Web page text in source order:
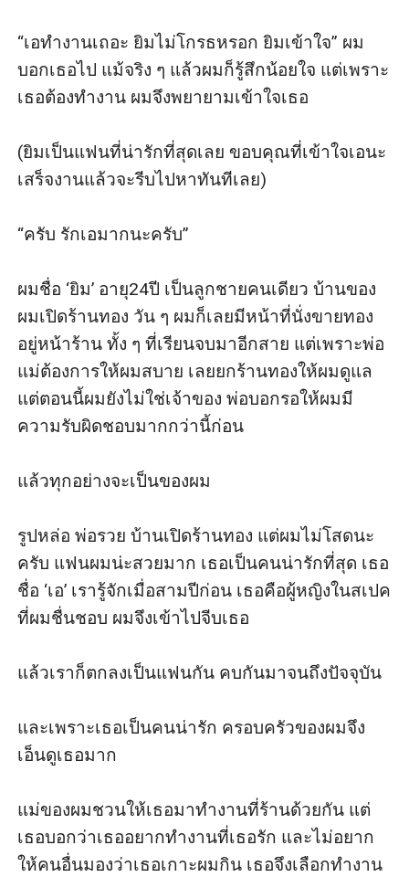
“เอทำงานเถอะ ยิมไม่โกรธหรอก ยิมเข้าใจ” ผม
บอกเธอไป แม้จริง ๆ แล้วผมก็รู้สึกน้อยใจ แต่เพราะ
เธอต้องทำงาน ผมจึงพยายามเข้าใจเธอ
(ยิมเป็นแฟนที่น่ารักที่สุดเลย ขอบคุณที่เข้าใจเอนะ
เสร็จงานแล้วจะรีบไปหาทันทีเลย)
“ครับ รักเอมากนะครับ”
ผมชื่อ ‘ยิม’ อายุ24ปี เป็นลูกชายคนเดียว บ้านของ
ผมเปิดร้านทอง วัน ๆ ผมก็เลยมีหน้าที่นั่งขายทอง
อยู่หน้าร้าน ทั้ง ๆ ที่เรียนจบมาอีกสาย แต่เพราะพ่อ
แม่ต้องการให้ผมสบาย เลยยกร้านทองให้ผมดูแล
แต่ตอนนี้ผมยังไม่ใช่เจ้าของ พ่อบอกรอให้ผมมี
ความรับผิดชอบมากกว่านี้ก่อน
แล้วทุกอย่างจะเป็นของผม
รูปหล่อ พ่อรวย บ้านเปิดร้านทอง แต่ผมไม่โสดนะ
ครับ แฟนผมน่ะสวยมาก เธอเป็นคนน่ารักที่สุด เธอ
ชื่อ ‘เอ’ เรารู้จักเมื่อสามปีก่อน เธอคือผู้หญิงในสเปค
ที่ผมชื่นชอบ ผมจึงเข้าไปจีบเธอ
แล้วเราก็ตกลงเป็นแฟนกัน คบกันมาจนถึงปัจจุบัน
และเพราะเธอเป็นคนน่ารัก ครอบครัวของผมจึง
เอ็นดูเธอมาก
แม่ของผมชวนให้เธอมาทำงานที่ร้านด้วยกัน แต่
เธอบอกว่าเธออยากทำงานที่เธอรัก และไม่อยาก
ให้คนอื่นมองว่าเธอเกาะผมกิน เธอจึงเลือกทำงาน